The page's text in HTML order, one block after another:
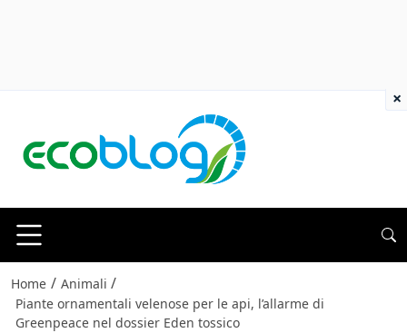
Home / Animali /
Piante ornamentali velenose per le api, l’allarme di
Greenpeace nel dossier Eden tossico
×